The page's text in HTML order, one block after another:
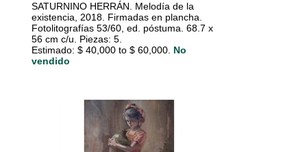
SATURNINO HERRÁN. Melodía de la
existencia, 2018. Firmadas en plancha.
Fotolitografías 53/60, ed. póstuma. 68.7 x
56 cm c/u. Piezas: 5.
Estimado: $ 40,000 to $ 60,000. No
vendido